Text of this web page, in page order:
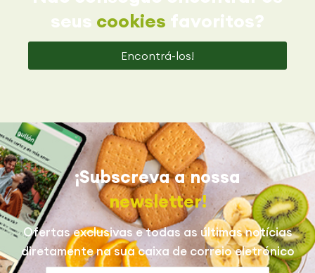
seus cookies favoritos?
Encontrá-los!
¡Subscreva a nossa
newsletter!
Ofertas exclusivas e todas as últimas notícias
diretamente na sua caixa de correio eletrónico